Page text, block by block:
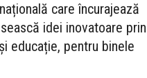
care încurajează
idei inovatoare prin
educație, pentru binele